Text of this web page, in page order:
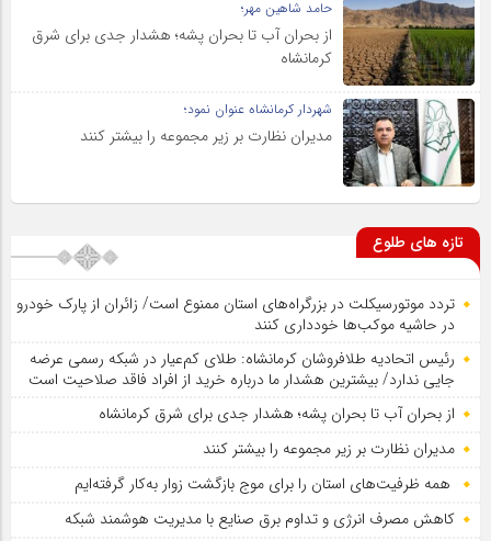
حامد شاهین مهر؛
از بحران آب تا بحران پشه؛ هشدار جدی برای شرق
کرمانشاه
شهردار کرمانشاه عنوان نمود؛
مدیران نظارت بر زیر مجموعه را بیشتر کنند
تازه های طلوع
تردد موتورسیکلت در بزرگراه‌های استان ممنوع است/ زائران از پارک خودرو
در حاشیه موکب‌ها خودداری کنند
رئیس اتحادیه طلافروشان کرمانشاه: طلای کم‌عیار در شبکه رسمی عرضه
جایی ندارد/ بیشترین هشدار ما درباره خرید از افراد فاقد صلاحیت است
از بحران آب تا بحران پشه؛ هشدار جدی برای شرق کرمانشاه
مدیران نظارت بر زیر مجموعه را بیشتر کنند
همه ظرفیت‌های استان را برای موج بازگشت زوار به‌کار گرفته‌ایم
کاهش مصرف انرژی و تداوم برق صنایع با مدیریت هوشمند شبکه